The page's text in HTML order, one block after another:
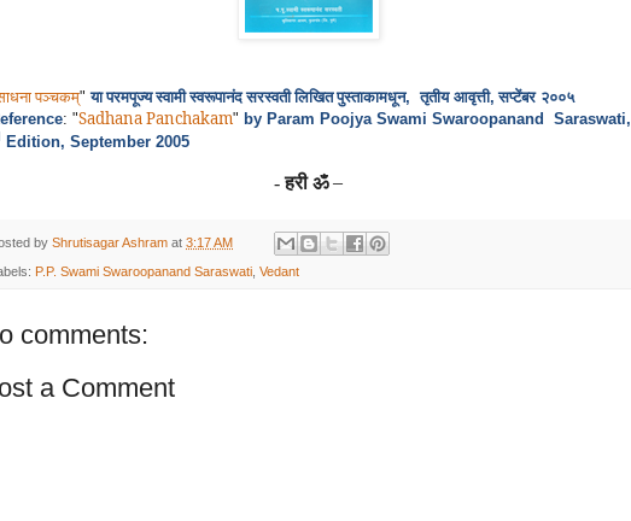
पञ्चकम्"या परमपूज्य स्वामीस्वरूपानंदसरस्वती लिखित पुस्ताकामधून, तृतीय आवृत्ती, सप्टेंबर २००५
: "Sadhana Panchakam" by Param Poojya Swami Swaroopanand Saraswati,
Edition, September 2005
-हरी ॐ–
by Shrutisagar Ashram at 3:17 AM
P.P. Swami Swaroopanand Saraswati, Vedant
comments:
a Comment